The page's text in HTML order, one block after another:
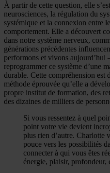
À partir de cette question, elle
neurosciences, la régulation du
systémique et la connexion entre
comportement. Elle a découvert
dans notre système nerveux,
générations précédentes
performons et vivons
reprogrammer ce système d’une
durable. Cette compréhension est
méthode éprouvée qu’elle a
propre institut de formation, des
des dizaines de milliers de
Si vous ressentez à quel
point votre vie devient
plus rien d’autre. Charlotte
pouce vers les possibilités
connecter à qui vous êtes
énergie, plaisir, profondeur,